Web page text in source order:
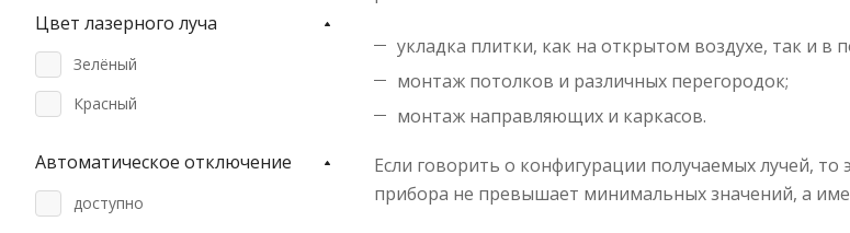
укладка плитки, как на открытом воздухе, так и в
монтаж потолков и различных перегородок;
монтаж направляющих и каркасов.
Если говорить о конфигурации получаемых лучей,
прибора не превышает минимальных значений, а
Цвет лазерного луча
Зелёный
Красный
Автоматическое отключение
доступно